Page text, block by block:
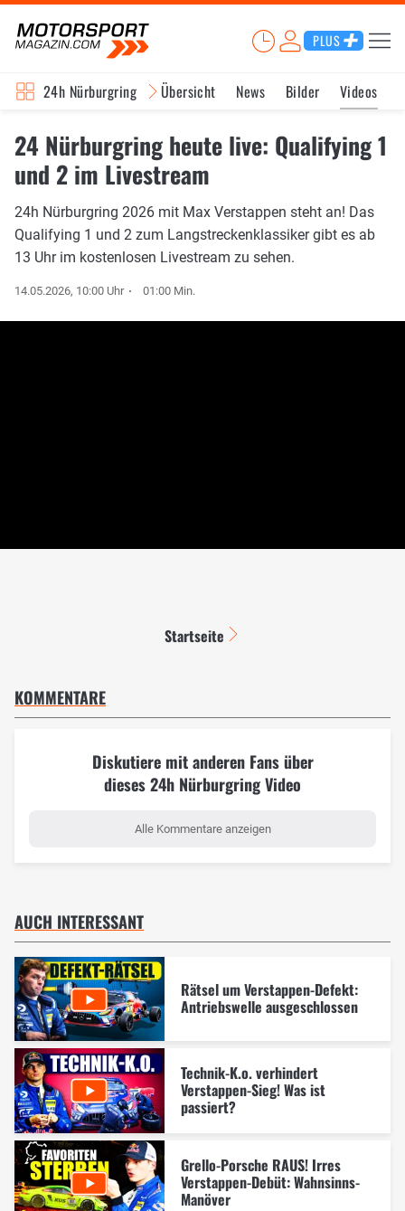
PLUS
24h Nürburgring Übersicht News Bilder Videos
24 Nürburgring heute live: Qualifying 1
und 2 im Livestream
24h Nürburgring 2026 mit Max Verstappen steht an! Das
Qualifying 1 und 2 zum Langstreckenklassiker gibt es ab
13 Uhr im kostenlosen Livestream zu sehen.
14.05.2026, 10:00 Uhr 01:00 Min.
Startseite
KOMMENTARE
Diskutiere mit anderen Fans über
dieses 24h Nürburgring Video
Alle Kommentare anzeigen
AUCH INTERESSANT
Rätsel um Verstappen-Defekt:
Antriebswelle ausgeschlossen
Technik-K.o. verhindert
Verstappen-Sieg! Was ist
passiert?
Grello-Porsche RAUS! Irres
Verstappen-Debüt: Wahnsinns-
Manöver